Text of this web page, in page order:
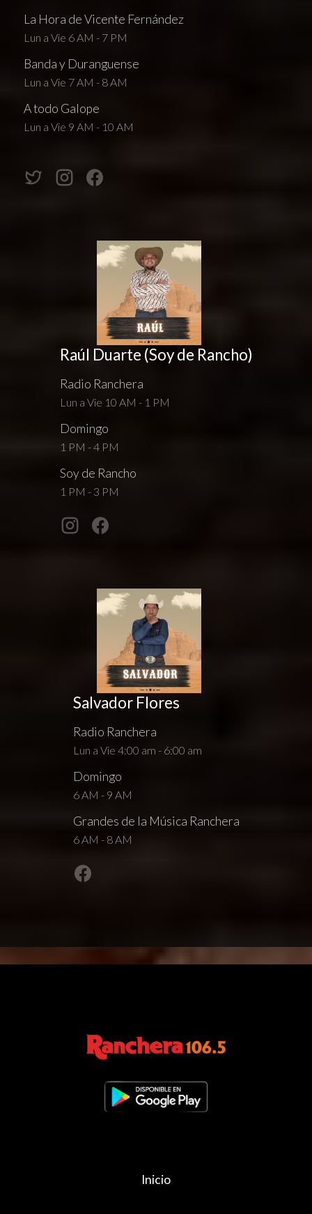
La Hora de Vicente Fernández
Lun a Vie 6 AM - 7 PM
Banda y Duranguense
Lun a Vie 7 AM - 8 AM
A todo Galope
Lun a Vie 9 AM - 10 AM
Raúl Duarte (Soy de Rancho)
Radio Ranchera
Lun a Vie 10 AM - 1 PM
Domingo
1 PM - 4 PM
Soy de Rancho
1 PM - 3 PM
Salvador Flores
Radio Ranchera
Lun a Vie 4:00 am - 6:00 am
Domingo
6 AM - 9 AM
Grandes de la Música Ranchera
6 AM - 8 AM
Inicio